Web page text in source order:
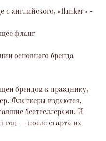
с английского, «flanker» -
фланг
основного бренда
брендом к празднику,
Фланкеры издаются,
бестселлерами. И
год — после старта их